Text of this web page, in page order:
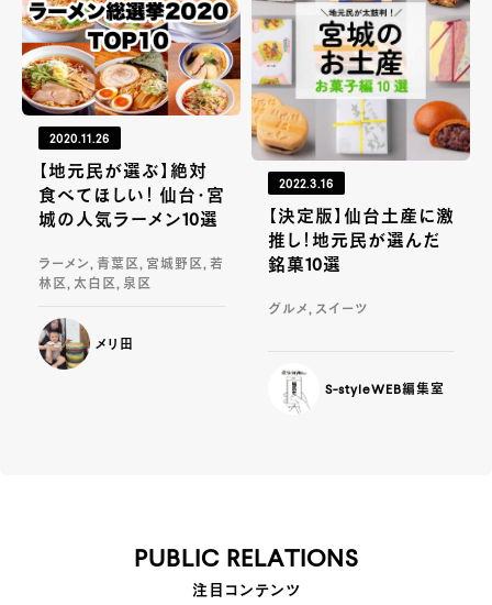
2020.11.26
【地元民が選ぶ】絶対
食べてほしい！ 仙台・宮
城の人気ラーメン10選
ラーメン, 青葉区, 宮城野区, 若
林区, 太白区, 泉区
メリ田
2022.3.16
【決定版】仙台土産に激
推し！地元民が選んだ
銘菓10選
グルメ, スイーツ
S-styleWEB編集室
PUBLIC RELATIONS
注目コンテンツ